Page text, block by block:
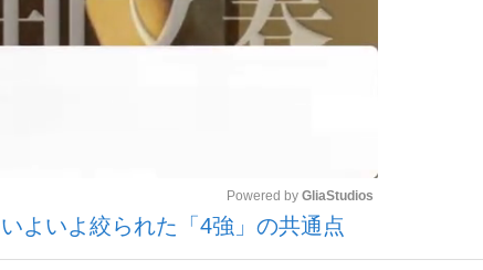
いまさら聞けない資
Mute
Powered by GliaStudios
よいよ絞られた「4強」の共通点